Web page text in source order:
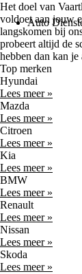
Auto
Het doel van
voldoet aan jouw
langskomen bij
probeert altijd de
hebben dan kan
Top merken
Hyundai
Lees meer »
Mazda
Lees meer »
Citroen
Lees meer »
Kia
Lees meer »
BMW
Lees meer »
Renault
Lees meer »
Nissan
Lees meer »
Skoda
Lees meer »